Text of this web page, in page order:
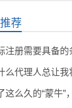
荐
注册需要具备的
么代理人总让我
这么久的“蒙牛”